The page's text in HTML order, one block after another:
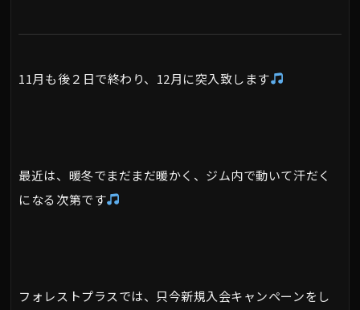
11月も後２日で終わり、12月に突入致します
最近は、暖冬でまだまだ暖かく、ジム内で動いて汗だく
になる次第です
フォレストプラスでは、只今新規入会キャンペーンをし